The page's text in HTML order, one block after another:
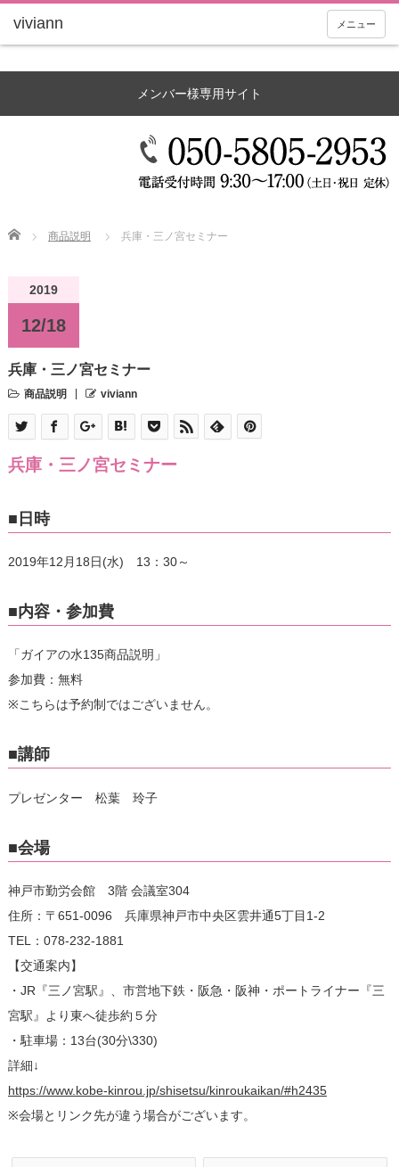
メニュー
メンバー様専用サイト
Home 商品説明 兵庫・三ノ宮セミナー
2019
12/18
兵庫・三ノ宮セミナー
商品説明 viviann
兵庫・三ノ宮セミナー
■日時
2019年12月18日(水) 13：30～
■内容・参加費
「ガイアの水135商品説明」
参加費：無料
※こちらは予約制ではございません。
■講師
プレゼンター 松葉 玲子
■会場
神戸市勤労会館 3階 会議室304
住所：〒651-0096 兵庫県神戸市中央区雲井通5丁目1-2
TEL：078-232-1881
【交通案内】
・JR『三ノ宮駅』、市営地下鉄・阪急・阪神・ポートライナー『三
宮駅』より東へ徒歩約５分
・駐車場：13台(30分\330)
詳細↓
https://www.kobe-kinrou.jp/shisetsu/kinroukaikan/#h2435
※会場とリンク先が違う場合がございます。